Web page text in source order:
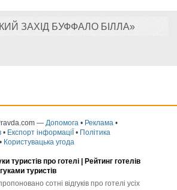
ЗАХІД БУФФАЛО БІЛЛА»
— Допомога • Реклама •
• Експорт інформаціЇ • Політика
• Користувацька угода
туристів про готелі | Рейтинг готелів
туристів
сотні відгуків про готелі усіх